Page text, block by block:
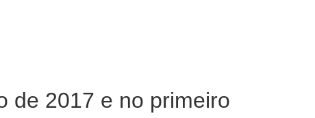
de 2017 e no primeiro